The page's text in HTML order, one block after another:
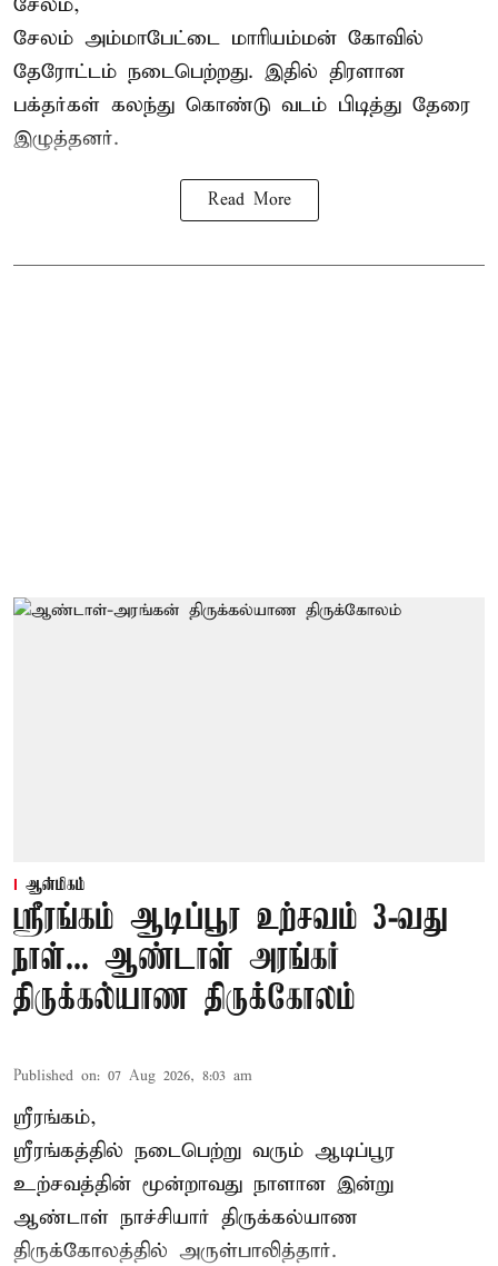
சேலம் அம்மாபேட்டை மாரியம்மன் கோவில்
தேரோட்டம் நடைபெற்றது. இதில் திரளான
பக்தர்கள் கலந்து கொண்டு வடம் பிடித்து தேரை
இழுத்தனர்.
Read More
ஆன்மிகம்
ஸ்ரீரங்கம் ஆடிப்பூர உற்சவம் 3-வது
நாள்... ஆண்டாள் அரங்கர்
திருக்கல்யாண திருக்கோலம்
Published on: 07 Aug 2026, 8:03 am
ஸ்ரீரங்கம்,
ஸ்ரீரங்கத்தில் நடைபெற்று வரும் ஆடிப்பூர
உற்சவத்தின் மூன்றாவது நாளான இன்று
ஆண்டாள் நாச்சியார் திருக்கல்யாண
திருக்கோலத்தில் அருள்பாலித்தார்.